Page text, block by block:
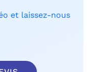
et laissez-nous